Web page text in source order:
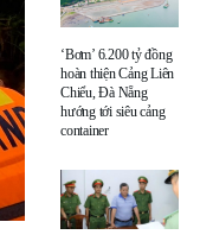
‘Bơm’ 6.200 tỷ đồng
hoàn thiện Cảng Liên
Chiểu, Đà Nẵng
hướng tới siêu cảng
container